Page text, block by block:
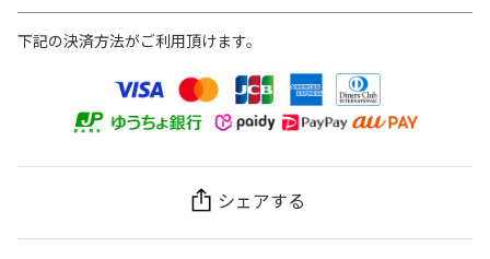
下記の決済方法がご利用頂けます。
シェアする